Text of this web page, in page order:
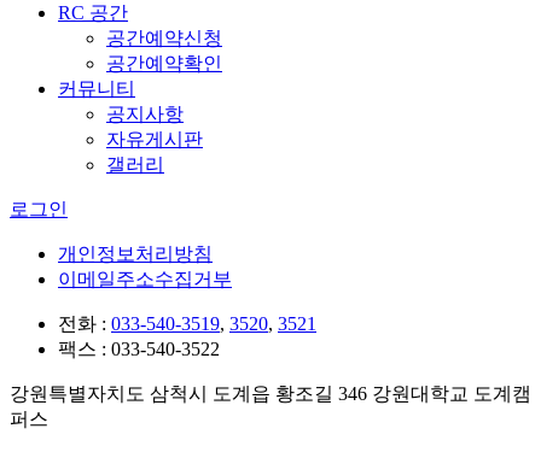
RC 공간
공간예약신청
공간예약확인
커뮤니티
공지사항
자유게시판
갤러리
로그인
개인정보처리방침
이메일주소수집거부
전화 : 033-540-3519, 3520, 3521
팩스 : 033-540-3522
강원특별자치도 삼척시 도계읍 황조길 346 강원대학교 도계캠
퍼스